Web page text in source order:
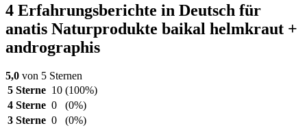
4 Erfahrungsberichte in Deutsch für
anatis Naturprodukte baikal helmkraut +
andrographis
5,0 von 5 Sternen
5 Sterne 10 (100%)
4 Sterne 0
(0%)
3 Sterne 0
(0%)